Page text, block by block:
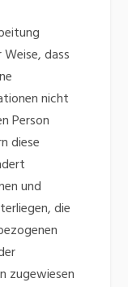
dass
nicht
Person
diese
und
die
zugewiesen